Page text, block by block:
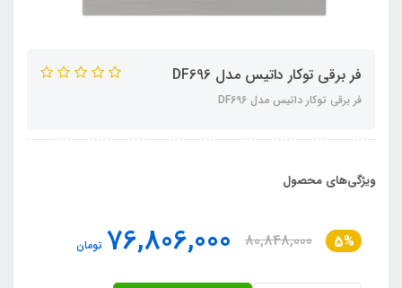
فر برقی توکار داتیس مدل DF696
فر برقی توکار داتیس مدل DF696
ویژگی‌های محصول
5%
80,848,000
76,806,000 تومان